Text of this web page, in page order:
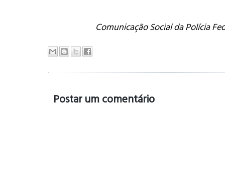
Comunicação Social da Polícia
Postar um comentário